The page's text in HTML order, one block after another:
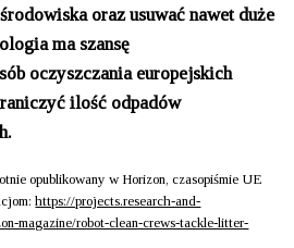
oraz usuwać nawet duże
ma szansę
oczyszczania europejskich
ilość odpadów
opublikowany w Horizon, czasopiśmie UE
https://projects.research-and-
magazine/robot-clean-crews-tackle-litter-